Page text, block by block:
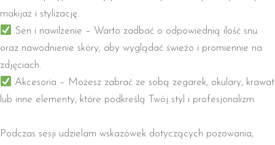
makijaż i stylizację.
Sen i nawilżenie – Warto zadbać o odpowiednią ilość snu
oraz nawodnienie skóry, aby wyglądać świeżo i promiennie na
zdjęciach.
Akcesoria – Możesz zabrać ze sobą zegarek, okulary, krawat
lub inne elementy, które podkreślą Twój styl i profesjonalizm.
Podczas sesji udzielam wskazówek dotyczących pozowania,